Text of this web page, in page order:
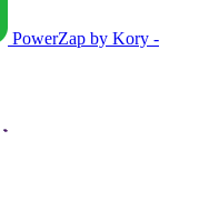
PowerZap by Kory -